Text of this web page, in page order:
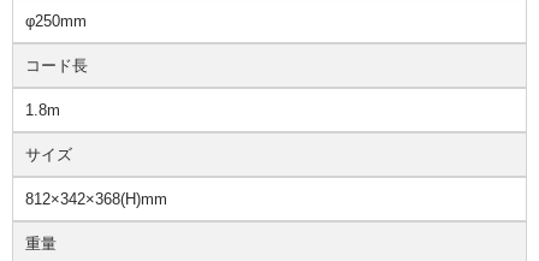
φ250mm
コード長
1.8m
サイズ
812×342×368(H)mm
重量